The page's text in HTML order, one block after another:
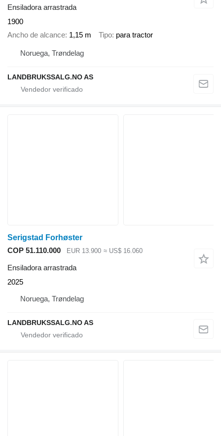
Ensiladora arrastrada
1900
Ancho de alcance 1,15 m Tipo para tractor
Noruega, Trøndelag
LANDBRUKSSALG.NO AS
Serigstad Forhøster
COP 51.110.000
EUR 13.900 ≈ US$ 16.060
Ensiladora arrastrada
2025
Noruega, Trøndelag
LANDBRUKSSALG.NO AS